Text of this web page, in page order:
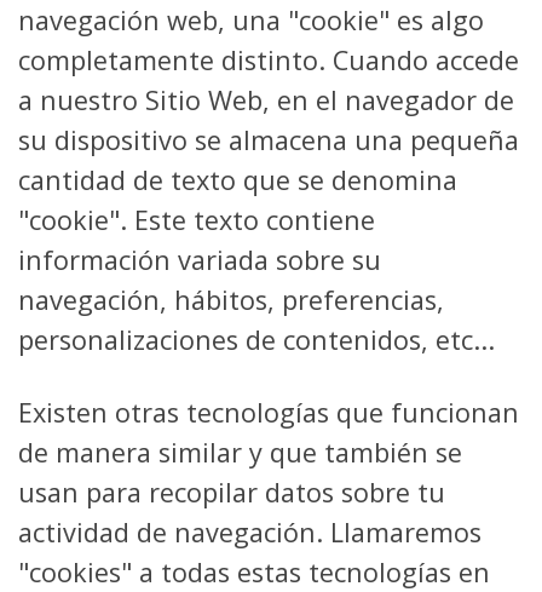
navegación web, una "cookie" es algo
completamente distinto. Cuando accede
a nuestro Sitio Web, en el navegador de
su dispositivo se almacena una pequeña
cantidad de texto que se denomina
"cookie". Este texto contiene
información variada sobre su
navegación, hábitos, preferencias,
personalizaciones de contenidos, etc...
Existen otras tecnologías que funcionan
de manera similar y que también se
usan para recopilar datos sobre tu
actividad de navegación. Llamaremos
"cookies" a todas estas tecnologías en